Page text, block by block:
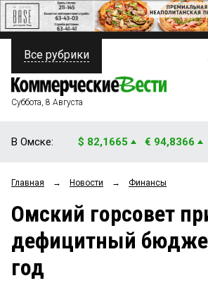
ПОЛИТИКА
ФИНАНСЫ
ОБЩЕСТВО
ЗАКОН
НОВОСТИ КОМПАНИЙ Блоги
Все рубрики
Суббота, 8 Августа
В Омске: $ 82,1665 € 94,8366
Главная → Новости → Финансы
Омский горсовет
дефицитный
год